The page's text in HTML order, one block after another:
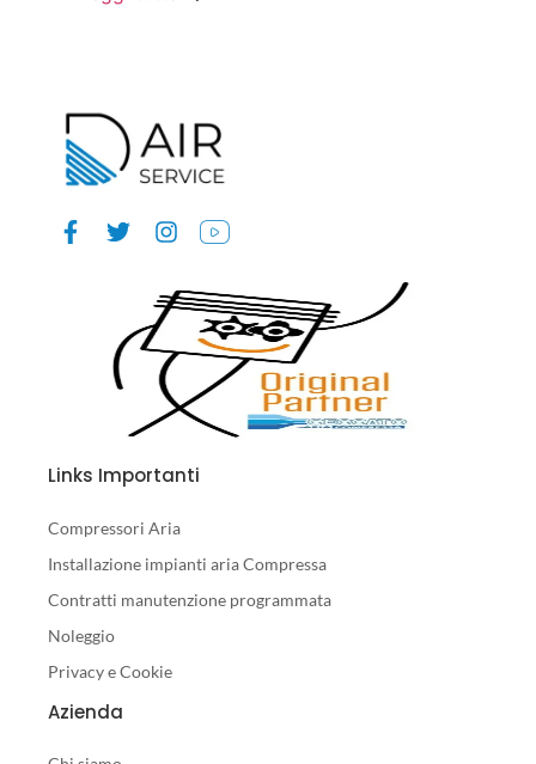
Links Importanti
Compressori Aria
Installazione impianti aria Compressa
Contratti manutenzione programmata
Noleggio
Privacy e Cookie
Azienda